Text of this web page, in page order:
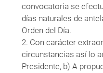
convocatoria se
días naturales de
Orden del Día.
2. Con carácter
circunstancias así lo
Presidente, b) A